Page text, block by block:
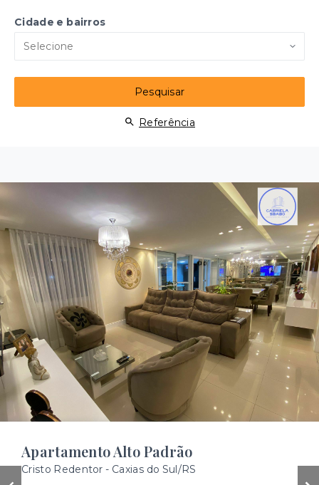
Cidade e bairros
Selecione
Pesquisar
Referência
Apartamento Alto Padrão
Cristo Redentor - Caxias do Sul/RS